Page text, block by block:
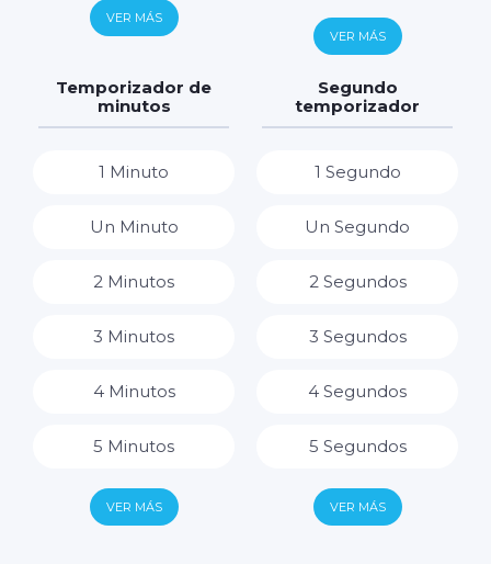
6 Días
VER MÁS
6 Horas
7 Horas
15 Horas
VER MÁS
Temporizador de
minutos
1 Minuto
Un Minuto
2 Minutos
3 Minutos
4 Minutos
5 Minutos
6 Minutos
VER MÁS
Segundo
temporizador
1 Segundo
Un Segundo
2 Segundos
3 Segundos
4 Segundos
5 Segundos
6 Segundos
VER MÁS